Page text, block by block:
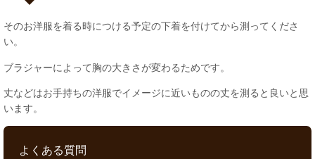
そのお洋服を着る時につける予定の下着を付けてから測ってくださ
い。
ブラジャーによって胸の大きさが変わるためです。
丈などはお手持ちの洋服でイメージに近いものの丈を測ると良いと思
います。
よくある質問